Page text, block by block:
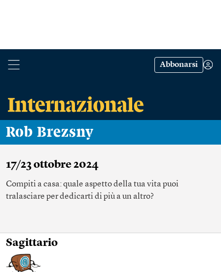
Abbonarsi
Rob Brezsny
17/23 ottobre 2024
Compiti a casa: quale aspetto della tua vita puoi
tralasciare per dedicarti di più a un altro?
Sagittario